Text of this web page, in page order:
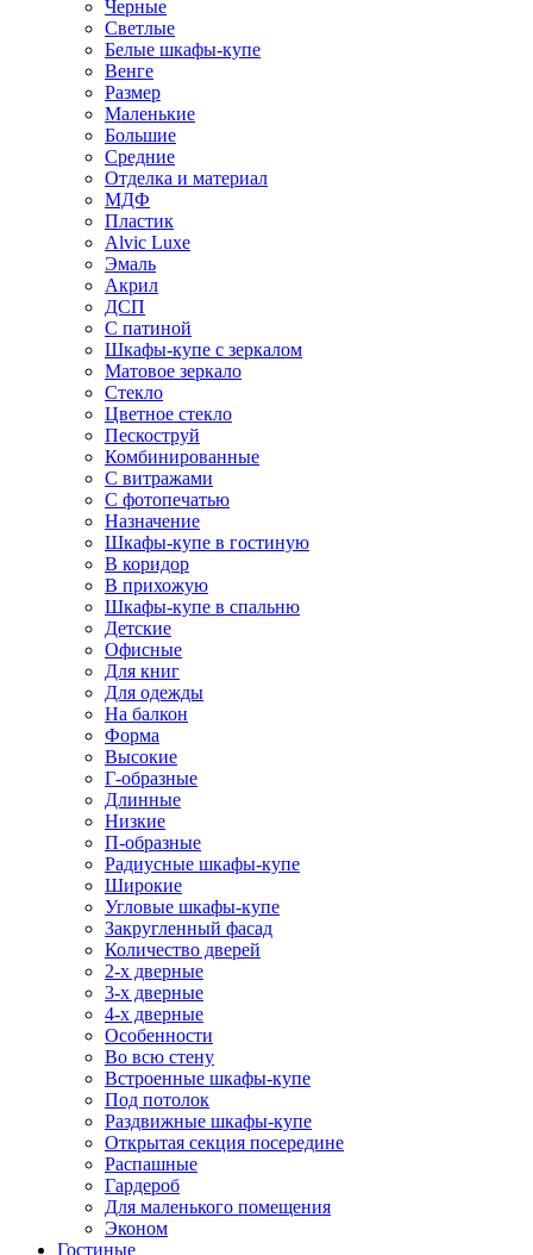
Черные
Светлые
Белые шкафы-купе
Венге
Размер
Маленькие
Большие
Средние
Отделка и материал
МДФ
Пластик
Alvic Luxe
Эмаль
Акрил
ДСП
С патиной
Шкафы-купе с зеркалом
Матовое зеркало
Стекло
Цветное стекло
Пескоструй
Комбинированные
С витражами
С фотопечатью
Назначение
Шкафы-купе в гостиную
В коридор
В прихожую
Шкафы-купе в спальню
Детские
Офисные
Для книг
Для одежды
На балкон
Форма
Высокие
Г-образные
Длинные
Низкие
П-образные
Радиусные шкафы-купе
Широкие
Угловые шкафы-купе
Закругленный фасад
Количество дверей
2-х дверные
3-х дверные
4-х дверные
Особенности
Во всю стену
Встроенные шкафы-купе
Под потолок
Раздвижные шкафы-купе
Открытая секция посередине
Распашные
Гардероб
Для маленького помещения
Эконом
Гостиные